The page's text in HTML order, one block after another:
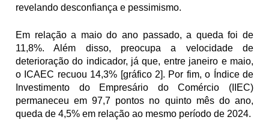
revelando desconfiança e pessimismo.
Em relação a maio do ano passado, a queda foi de
11,8%. Além disso, preocupa a velocidade de
deterioração do indicador, já que, entre janeiro e maio,
o ICAEC recuou 14,3% [gráfico 2]. Por fim, o Índice de
Investimento do Empresário do Comércio (IIEC)
permaneceu em 97,7 pontos no quinto mês do ano,
queda de 4,5% em relação ao mesmo período de 2024.